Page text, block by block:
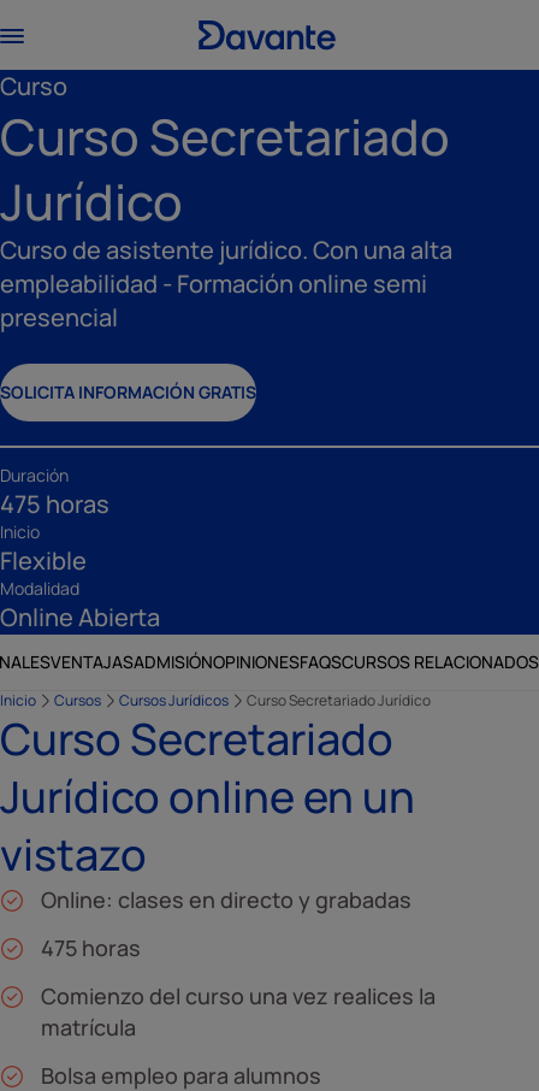
Curso
Curso Secretariado
Jurídico
Curso de asistente jurídico. Con una alta
empleabilidad - Formación online semi
presencial
SOLICITA INFORMACIÓN GRATIS
Duración
475 horas
Inicio
Flexible
Modalidad
Online Abierta
VENTAJASADMISIÓNOPINIONESFAQSCURSOS RELACIONADOS
Inicio Cursos Cursos Jurídicos Curso Secretariado Jurídico
Curso Secretariado
Jurídico online en un
vistazo
Online: clases en directo y grabadas
475 horas
Comienzo del curso una vez realices la
matrícula
Bolsa empleo para alumnos